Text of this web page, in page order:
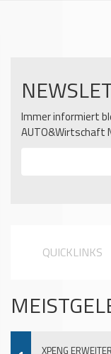
Immer informiert
AUTO&Wirtschaft
QUICKLINKS
XPENG